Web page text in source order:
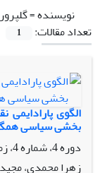
نویسنده =
تعداد مقالات:
1
الگوی
بخشی سیاسی
دوره 4، شماره 4، زمستان 1402، صفحه
زهرا محمدی، مجید